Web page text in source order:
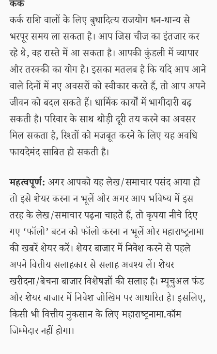
कर्क
कर्क राशि वालों के लिए बुधादित्य राजयोग धन-धान्य से
भरपूर समय ला सकता है। आप जिस चीज का इंतजार कर
रहे थे, वह रास्ते में आ सकता है। आपकी कुंडली में व्यापार
और तरक्की का योग है। इसका मतलब है कि यदि आप आने
वाले दिनों में नए अवसरों को स्वीकार करते हैं, तो आप अपने
जीवन को बदल सकते हैं। धार्मिक कार्यों में भागीदारी बढ़
सकती है। परिवार के साथ थोड़ी दूरी तय करने का अवसर
मिल सकता है, रिश्तों को मजबूत करने के लिए यह अवधि
फायदेमंद साबित हो सकती है।
महत्वपूर्ण: अगर आपको यह लेख/समाचार पसंद आया हो
तो इसे शेयर करना न भूलें और अगर आप भविष्य में इस
तरह के लेख/समाचार पढ़ना चाहते हैं, तो कृपया नीचे दिए
गए ‘फॉलो’ बटन को फॉलो करना न भूलें और महाराष्ट्रनामा
की खबरें शेयर करें। शेयर बाजार में निवेश करने से पहले
अपने वित्तीय सलाहकार से सलाह अवश्य लें। शेयर
खरीदना/बेचना बाजार विशेषज्ञों की सलाह है। म्यूचुअल फंड
और शेयर बाजार में निवेश जोखिम पर आधारित है। इसलिए,
किसी भी वित्तीय नुकसान के लिए महाराष्ट्रनामा.कॉम
जिम्मेदार नहीं होगा।